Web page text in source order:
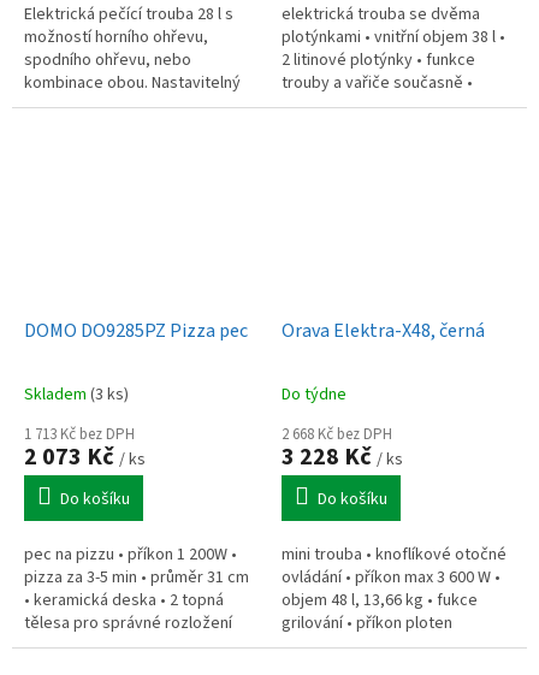
Elektrická pečící trouba 28 l s
možností horního ohřevu,
spodního ohřevu, nebo
kombinace obou. Nastavitelný
termostat do 230 °C a časovač
elektrická trouba se dvěma
plotýnkami • vnitřní objem 38 l •
2 litinové plotýnky • funkce
trouby a vařiče současně •
teploty pečení 50 °C - 230 °C •
DOMO DO9285PZ Pizza pec
Skladem (3 ks)
1 713 Kč bez DPH
2 073 Kč / ks
Do košíku
pec na pizzu • příkon 1 200W •
pizza za 3-5 min • průměr 31 cm
• keramická deska • 2 topná
tělesa pro správné rozložení
tepla • termostat • teplota 120 -
Orava Elektra-X48, černá
Do týdne
2 668 Kč bez DPH
3 228 Kč / ks
Do košíku
mini trouba • knoflíkové otočné
ovládání • příkon max 3 600 W •
objem 48 l, 13,66 kg • fukce
grilování • příkon ploten
600/1000 W • průměr desek